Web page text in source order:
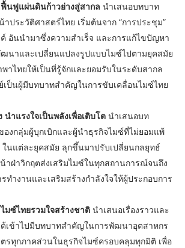
นฟูแผ่นดินก้าวย่างสู่สากล นำเสนอบทบาท
ประวัติศาสตร์ไทย เริ่มต้นจาก “การประชุม”
อันนำมาซึ่งความสำเร็จ และการแก้ไขปัญหา
นาและเปลี่ยนแปลงรูปแบบไมซ์ไปตามยุคสมัย
าไทยให้เป็นที่รู้จักและยอมรับในระดับสากล
เป็นผู้มีบทบาทสำคัญในการขับเคลื่อนไมซ์ไทย
ำแรงใจเป็นพลังเพื่อเติบโตนำเสนอบท
งกลุ่มผู้บุกเบิกและผู้นำธุรกิจไมซ์ที่ไม่ยอมแพ้
นแต่ละยุคสมัย ลุกขึ้นมาปรับเปลี่ยนกลยุทธ์
าฝ่าวิกฤตส่งเสริมไมซ์ในทุกสถานการณ์จนถึง
ทำงานและเสริมสร้างกำลังใจให้ผู้ประกอบการ
มซ์ไทยรวมใจสร้างชาติ นำเสนอเรื่องราวและ
ด้เข้าไปมีบทบาทสำคัญในการพัฒนาอุตสาหกร
รทุกภาคส่วนในธุรกิจไมซ์ครอบคลุมทุกมิติ เพื่อ